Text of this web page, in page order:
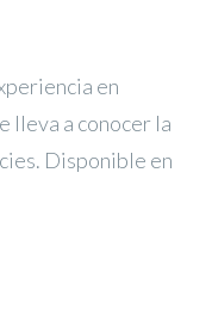
en
lleva a conocer la
Disponible en